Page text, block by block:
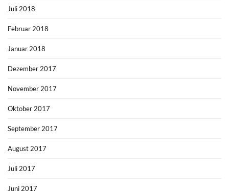
Juli 2018
Februar 2018
Januar 2018
Dezember 2017
November 2017
Oktober 2017
September 2017
August 2017
Juli 2017
Juni 2017